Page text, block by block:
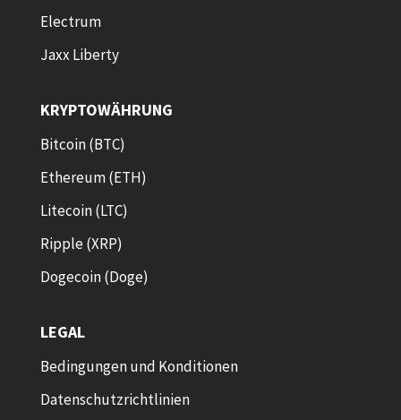
Electrum
Jaxx Liberty
KRYPTOWÄHRUNG
Bitcoin (BTC)
Ethereum (ETH)
Litecoin (LTC)
Ripple (XRP)
Dogecoin (Doge)
LEGAL
Bedingungen und Konditionen
Datenschutzrichtlinien